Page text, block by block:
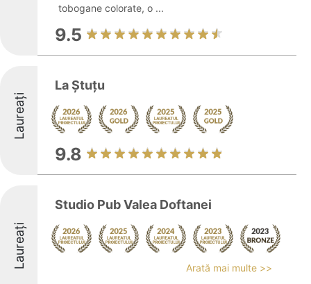
tobogane colorate, o ...
9.5
Laureați
La Ștuțu
9.8
Laureați
Studio Pub Valea Doftanei
Arată mai multe >>